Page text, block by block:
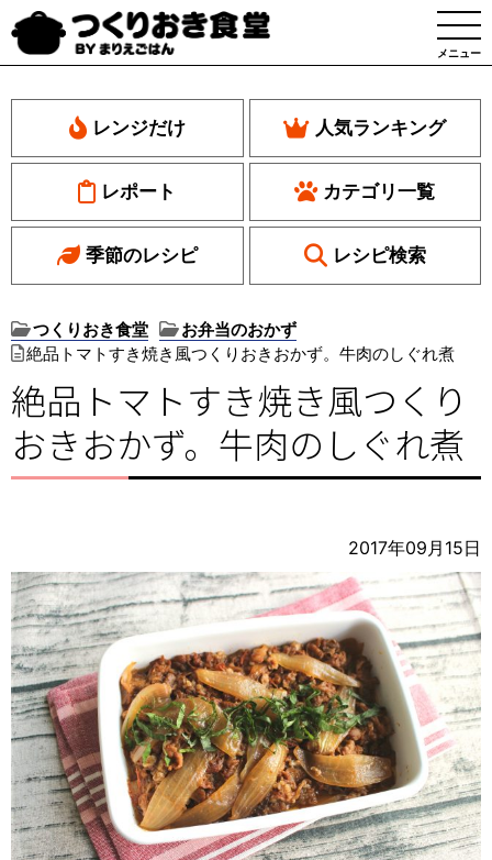
メニュー
レンジだけ 人気ランキング
レポート カテゴリ一覧
季節のレシピ レシピ検索
つくりおき食堂
お弁当のおかず
絶品トマトすき焼き風つくりおきおかず。牛肉のしぐれ煮
絶品トマトすき焼き風つくり
おきおかず。牛肉のしぐれ煮
2017年09月15日